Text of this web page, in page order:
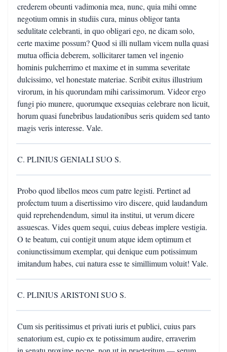
crederem obeunti vadimonia mea, nunc, quia mihi omne
negotium omnis in studiis cura, minus obligor tanta
sedulitate celebranti, in quo obligari ego, ne dicam solo,
certe maxime possum? Quod si illi nullam vicem nulla quasi
mutua officia deberem, sollicitarer tamen vel ingenio
hominis pulcherrimo et maxime et in summa severitate
dulcissimo, vel honestate materiae. Scribit exitus illustrium
virorum, in his quorundam mihi carissimorum. Videor ergo
fungi pio munere, quorumque exsequias celebrare non licuit,
horum quasi funebribus laudationibus seris quidem sed tanto
magis veris interesse. Vale.
C. PLINIUS GENIALI SUO S.
Probo quod libellos meos cum patre legisti. Pertinet ad
profectum tuum a disertissimo viro discere, quid laudandum
quid reprehendendum, simul ita institui, ut verum dicere
assuescas. Vides quem sequi, cuius debeas implere vestigia.
O te beatum, cui contigit unum atque idem optimum et
coniunctissimum exemplar, qui denique eum potissimum
imitandum habes, cui natura esse te simillimum voluit! Vale.
C. PLINIUS ARISTONI SUO S.
Cum sis peritissimus et privati iuris et publici, cuius pars
senatorium est, cupio ex te potissimum audire, erraverim